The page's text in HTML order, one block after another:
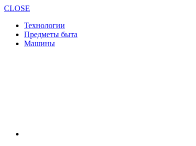
CLOSE
Технологии
Предметы быта
Машины